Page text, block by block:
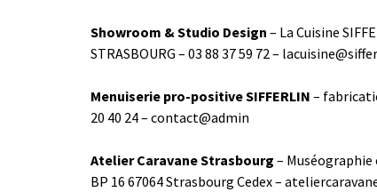
Showroom & Studio Design – La Cuisine
STRASBOURG – 03 88 37 59 72 –
Menuiserie pro-positive SIFFERLIN –
20 40 24 – contact@admin
Atelier Caravane Strasbourg – Muséographie
BP 16 67064 Strasbourg Cedex –